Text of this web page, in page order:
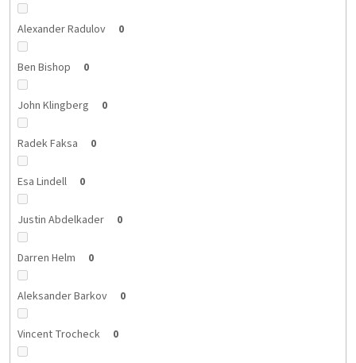
Alexander Radulov 0
Ben Bishop 0
John Klingberg 0
Radek Faksa 0
Esa Lindell 0
Justin Abdelkader 0
Darren Helm 0
Aleksander Barkov 0
Vincent Trocheck 0